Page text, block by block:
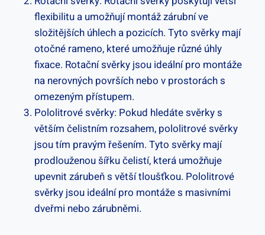
flexibilitu a umožňují montáž zárubní ve
složitějších úhlech a pozicích. Tyto svěrky mají
otočné rameno, které umožňuje různé úhly
fixace. Rotační svěrky jsou ideální pro montáže
na nerovných površích nebo v prostorách s
omezeným přístupem.
Pololitrové svěrky: Pokud hledáte svěrky s
větším čelistním rozsahem, pololitrové svěrky
jsou tím pravým řešením. Tyto svěrky mají
prodlouženou šířku čelistí, která umožňuje
upevnit zárubeň s větší tloušťkou. Pololitrové
svěrky jsou ideální pro montáže s masivními
dveřmi nebo zárubněmi.